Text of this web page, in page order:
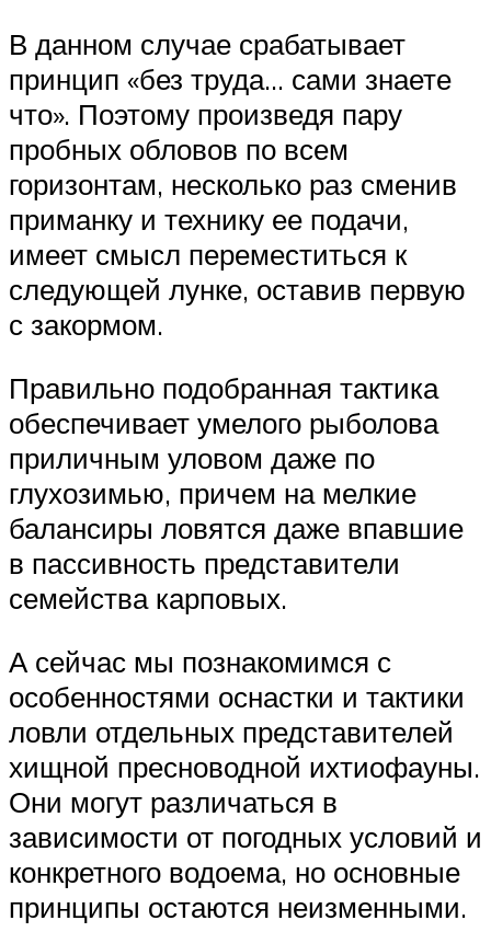
В данном случае срабатывает
принцип «без труда… сами знаете
что». Поэтому произведя пару
пробных обловов по всем
горизонтам, несколько раз сменив
приманку и технику ее подачи,
имеет смысл переместиться к
следующей лунке, оставив первую
с закормом.
Правильно подобранная тактика
обеспечивает умелого рыболова
приличным уловом даже по
глухозимью, причем на мелкие
балансиры ловятся даже впавшие
в пассивность представители
семейства карповых.
А сейчас мы познакомимся с
особенностями оснастки и тактики
ловли отдельных представителей
хищной пресноводной ихтиофауны.
Они могут различаться в
зависимости от погодных условий и
конкретного водоема, но основные
принципы остаются неизменными.